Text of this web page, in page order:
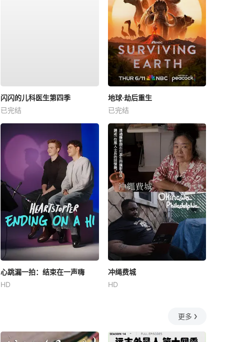
闪闪的儿科医生第四季
已完结
地球·劫后重生
已完结
心跳漏一拍：结束在一声嗨
HD
冲绳费城
HD
更多